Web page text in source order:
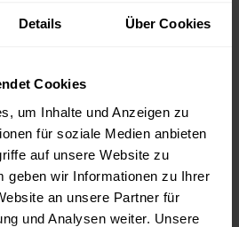
Details Über Cookies
Cookies
um Inhalte und Anzeigen zu
für soziale Medien anbieten
auf unsere Website zu
geben wir Informationen zu Ihrer
an unsere Partner für
und Analysen weiter. Unsere